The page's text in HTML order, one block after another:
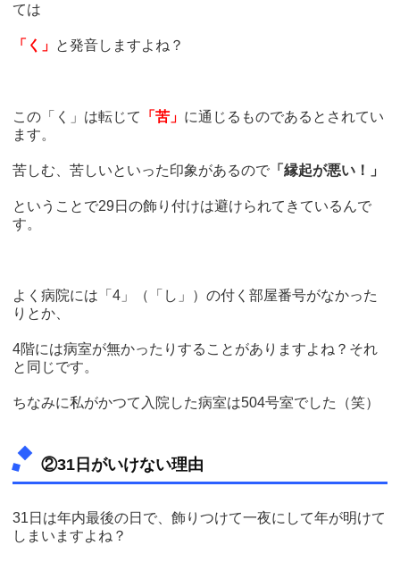
ては
「く」 と発音しますよね？
この「く」は転じて 「苦」 に通じるものであるとされてい
ます。
苦しむ、苦しいといった印象があるので 「縁起が悪い！」
ということで29日の飾り付けは避けられてきているんで
す。
よく病院には「4」（「し」）の付く部屋番号がなかった
りとか、
4階には病室が無かったりすることがありますよね？それ
と同じです。
ちなみに私がかつて入院した病室は504号室でした（笑）
②31日がいけない理由
31日は年内最後の日で、飾りつけて一夜にして年が明けて
しまいますよね？